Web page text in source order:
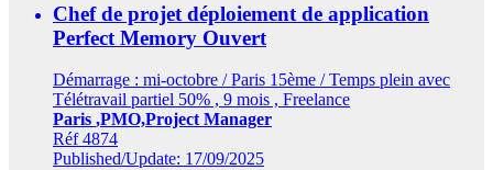
Chef de projet déploiement de application
Perfect Memory Ouvert
Démarrage : mi-octobre / Paris 15ème / Temps plein avec
Télétravail partiel 50% , 9 mois , Freelance
Paris ,PMO,Project Manager
Réf 4874
Published/Update: 17/09/2025